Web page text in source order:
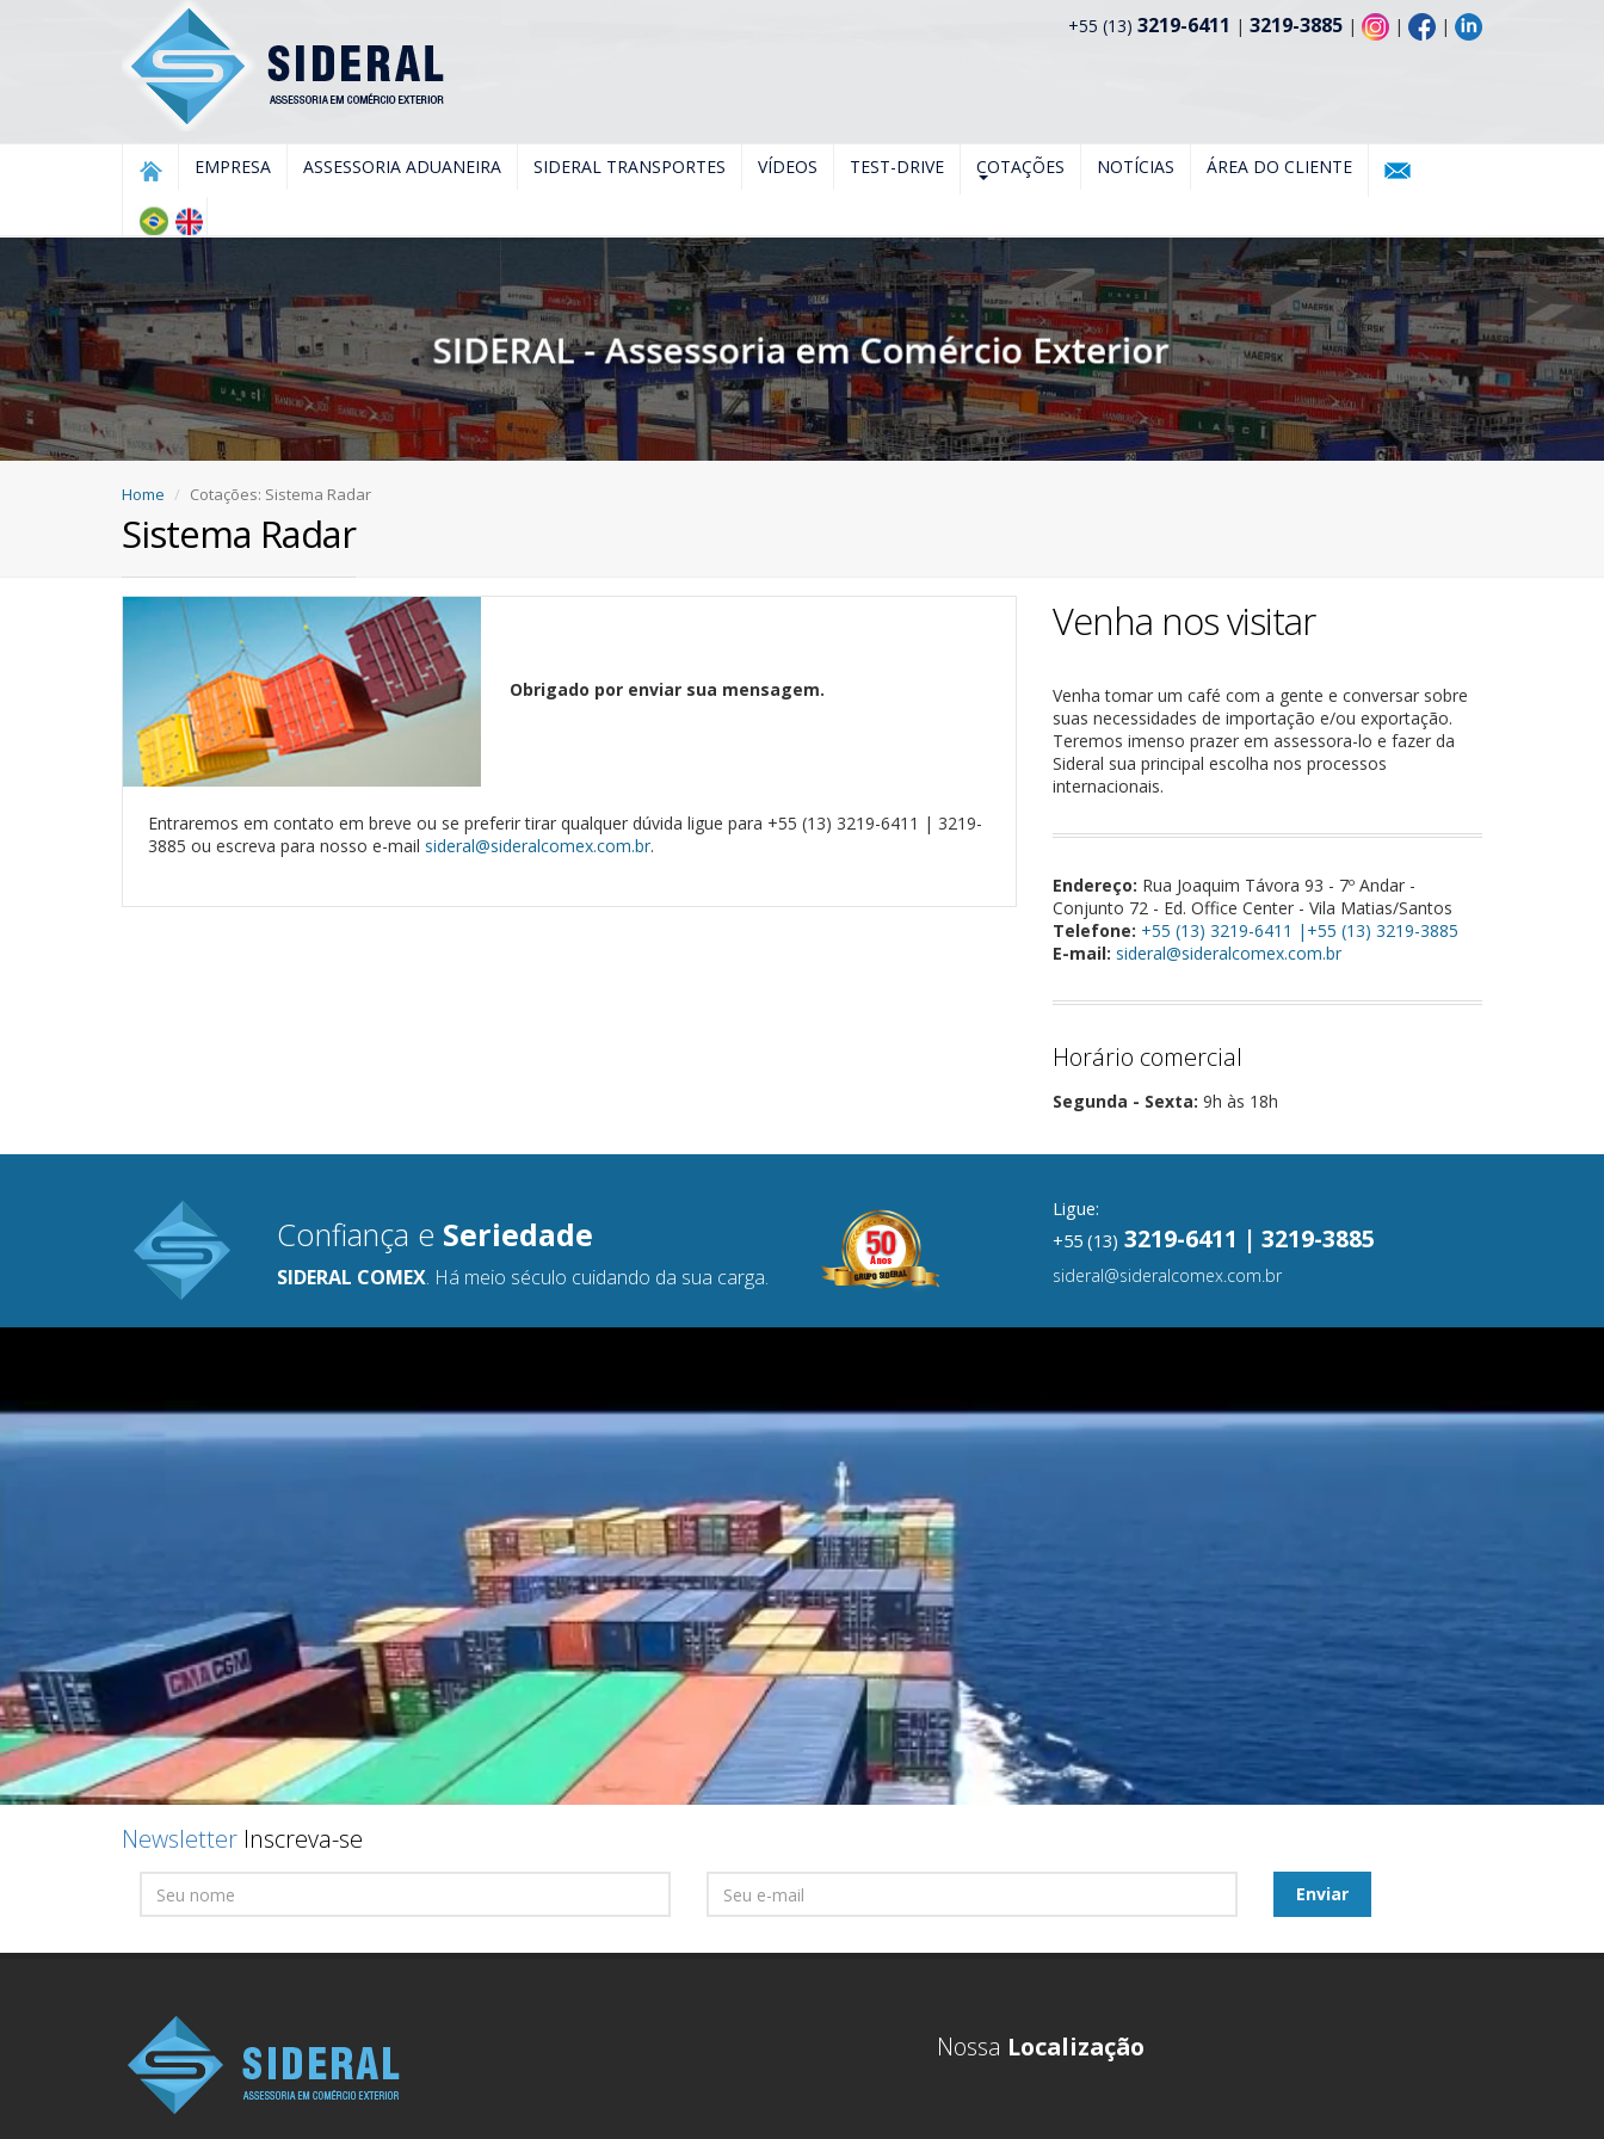
+55 (13) 3219-6411 | 3219-3885 | | |
EMPRESA ASSESSORIA ADUANEIRA SIDERAL TRANSPORTES VÍDEOS TEST-DRIVE COTAÇÕES NOTÍCIAS ÁREA DO CLIENTE
Home Cotações: Sistema Radar
Sistema Radar
Obrigado por enviar sua mensagem.
Entraremos em contato em breve ou se preferir tirar qualquer dúvida ligue para +55 (13) 3219-6411 | 3219-
3885 ou escreva para nosso e-mail sideral@sideralcomex.com.br.
Venha nos visitar
Venha tomar um café com a gente e conversar sobre
suas necessidades de importação e/ou exportação.
Teremos imenso prazer em assessora-lo e fazer da
Sideral sua principal escolha nos processos
internacionais.
Endereço: Rua Joaquim Távora 93 - 7º Andar -
Conjunto 72 - Ed. Office Center - Vila Matias/Santos
Telefone: +55 (13) 3219-6411 |+55 (13) 3219-3885
E-mail: sideral@sideralcomex.com.br
Horário comercial
Segunda - Sexta: 9h às 18h
Confiança e Seriedade
SIDERAL COMEX. Há meio século cuidando da sua carga.
Ligue:
+55 (13) 3219-6411 | 3219-3885
sideral@sideralcomex.com.br
Newsletter Inscreva-se
Nossa Localização